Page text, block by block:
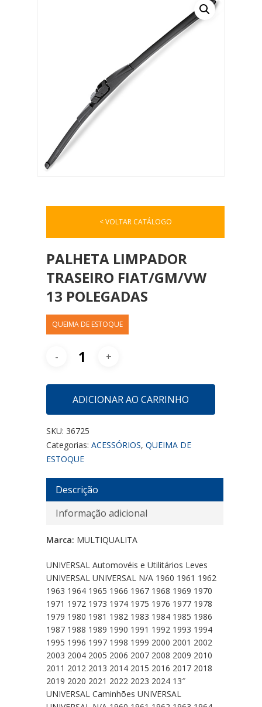
< VOLTAR CATÁLOGO
PALHETA LIMPADOR
TRASEIRO FIAT/GM/VW
13 POLEGADAS
QUEIMA DE ESTOQUE
ADICIONAR AO CARRINHO
SKU: 36725
Categorias: ACESSÓRIOS, QUEIMA DE
ESTOQUE
Descrição
Informação adicional
Marca: MULTIQUALITA
UNIVERSAL Automovéis e Utilitários Leves
UNIVERSAL UNIVERSAL N/A 1960 1961 1962
1963 1964 1965 1966 1967 1968 1969 1970
1971 1972 1973 1974 1975 1976 1977 1978
1979 1980 1981 1982 1983 1984 1985 1986
1987 1988 1989 1990 1991 1992 1993 1994
1995 1996 1997 1998 1999 2000 2001 2002
2003 2004 2005 2006 2007 2008 2009 2010
2011 2012 2013 2014 2015 2016 2017 2018
2019 2020 2021 2022 2023 2024 13″
UNIVERSAL Caminhões UNIVERSAL